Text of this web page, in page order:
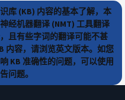
库 (KB) 内容的基本了解，本
经机器翻译 (NMT) 工具翻译
且有些字词的翻译可能不甚
内容，请浏览英文版本。如您
KB 准确性的问题，可以使用
问题。